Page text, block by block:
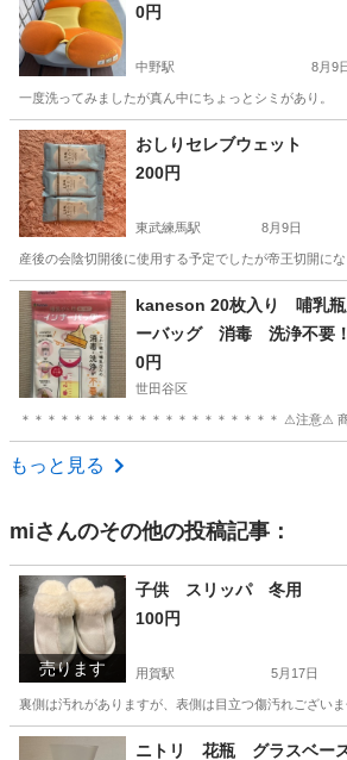
0円
中野駅 8月9
一度洗ってみましたが真ん中にちょっとシミがあり。
東京 中野区 中野駅 ベビー用品
おしりセレブウェット
200円
東武練馬駅 8月9日
産後の会陰切開後に使用する予定でしたが帝王切開に
東京 練馬区 産後用品 ト
kaneson 20枚入り 哺乳瓶用 使い捨て インナ
ーバッグ 消毒 洗浄不要！
0円
世田谷区
＊＊＊＊＊＊＊＊＊＊＊＊＊＊＊＊＊＊＊＊ ⚠︎注意⚠︎
東京 世田谷区
もっと見る
miさんのその他の投稿記事：
売ります
子供 スリッパ 冬用
100円
用賀駅 5月17日
裏側は汚れがありますが、表側は目立つ傷汚れござい
東京 世田谷区 用賀駅 キッズ用品
ニトリ 花瓶 グラスベー